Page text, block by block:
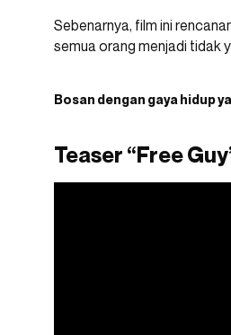
Sebenarnya, film ini
semua orang menjadi tidak
Bosan dengan gaya hidup
Teaser “Free